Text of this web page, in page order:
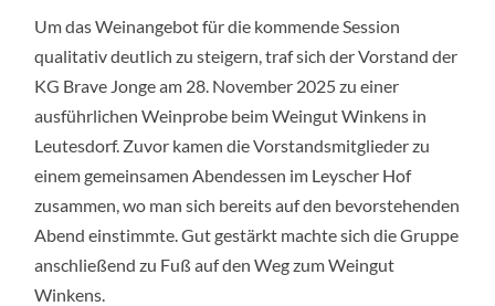
DER
BRAVE
ZU
GAST
WEINGUT
Um das Weinangebot für die kommende Session
qualitativ deutlich zu steigern, traf sich der Vorstand der
KG Brave Jonge am 28. November 2025 zu einer
ausführlichen Weinprobe beim Weingut Winkens in
Leutesdorf. Zuvor kamen die Vorstandsmitglieder zu
einem gemeinsamen Abendessen im Leyscher Hof
zusammen, wo man sich bereits auf den bevorstehenden
Abend einstimmte. Gut gestärkt machte sich die Gruppe
anschließend zu Fuß auf den Weg zum Weingut
Winkens.